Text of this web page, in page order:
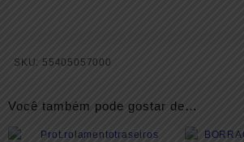
SKU: 55405057000
Você também pode gostar de…